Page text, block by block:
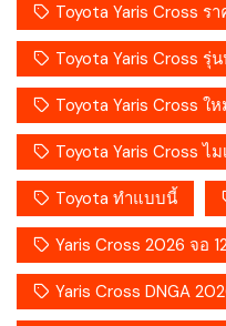
Toyota Yaris Cross ร
Toyota Yaris Cross รุ่
Toyota Yaris Cross ให
Toyota Yaris Cross ไม
Toyota ทำแบบนี้
Yaris Cross 2026 จอ
Yaris Cross DNGA